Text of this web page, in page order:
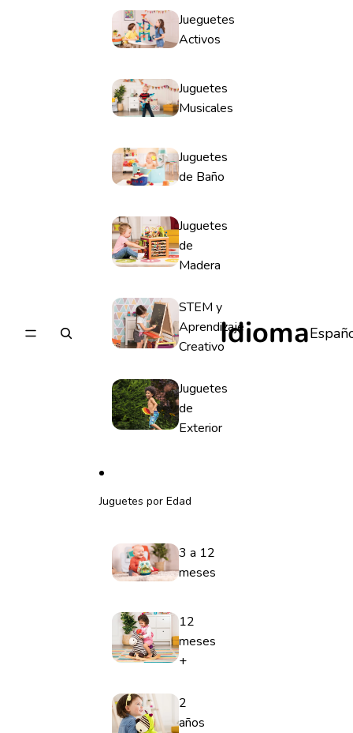
Jueguetes
Activos
Juguetes
Musicales
Juguetes
de Baño
Juguetes
de
Madera
STEM y
Aprendizaje
Creativo
Juguetes
de
Exterior
Juguetes por Edad
3 a 12
meses
12
meses
+
2
años
Idioma